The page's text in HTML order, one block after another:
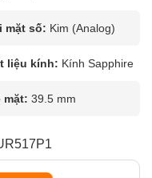
mặt số: Kim (Analog)
liệu kính: Kính Sapphire
mặt: 39.5 mm